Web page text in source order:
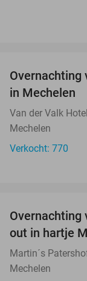
Overnachting
in Mechelen
Van der Valk
Mechelen
Verkocht: 770
Overnachting
out in hartje
Martin´s
Mechelen